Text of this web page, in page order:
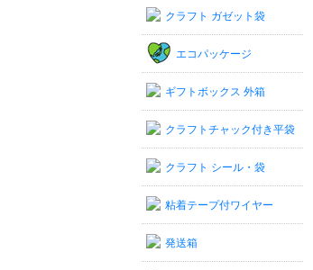
クラフト ガゼット袋
エコパッケージ
ギフトボックス 外箱
クラフトチャック付き平袋
クラフト シール・袋
粘着テープ付ワイヤー
発送箱